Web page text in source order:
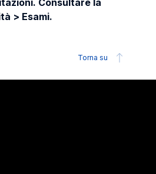
Consultare la
> Esami.
Torna su